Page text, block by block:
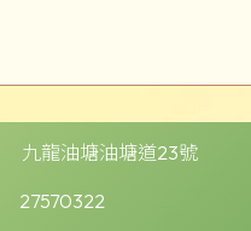
九龍油塘油塘道23號
27570322